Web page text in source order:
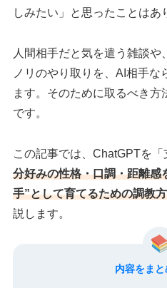
しみたい」と思ったことはあ
人間相手だと気を遣う雑談
ノリのやり取りを、AI相手な
ます。そのために取るべき方
です。
この記事では、ChatGPTを
分好みの性格・口調・距離感
手”として育てるための調教
説します。
内容をま